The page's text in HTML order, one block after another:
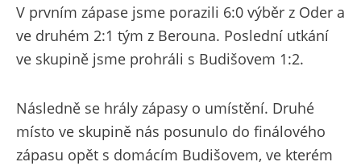
V prvním zápase jsme porazili 6:0 výběr z Oder a
ve druhém 2:1 tým z Berouna. Poslední utkání
ve skupině jsme prohráli s Budišovem 1:2.
Následně se hrály zápasy o umístění. Druhé
místo ve skupině nás posunulo do finálového
zápasu opět s domácím Budišovem, ve kterém